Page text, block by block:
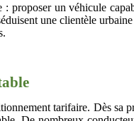
proposer un véhicule
une clientèle
tarifaire. Dès